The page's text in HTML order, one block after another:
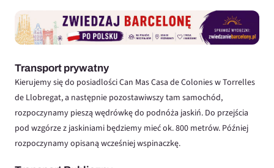
Transport prywatny
Kierujemy się do posiadlości Can Mas Casa de Colonies w Torrelles
de Llobregat, a następnie pozostawiwszy tam samochód,
rozpoczynamy pieszą wędrówkę do podnóża jaskiń. Do przejścia
pod wzgórze z jaskiniami będziemy mieć ok. 800 metrów. Później
rozpoczynamy opisaną wcześniej wspinaczkę.